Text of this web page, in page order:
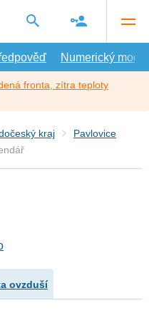
Numerický model
fronta, zítra teploty
kraj
Pavlovice
ovzduší